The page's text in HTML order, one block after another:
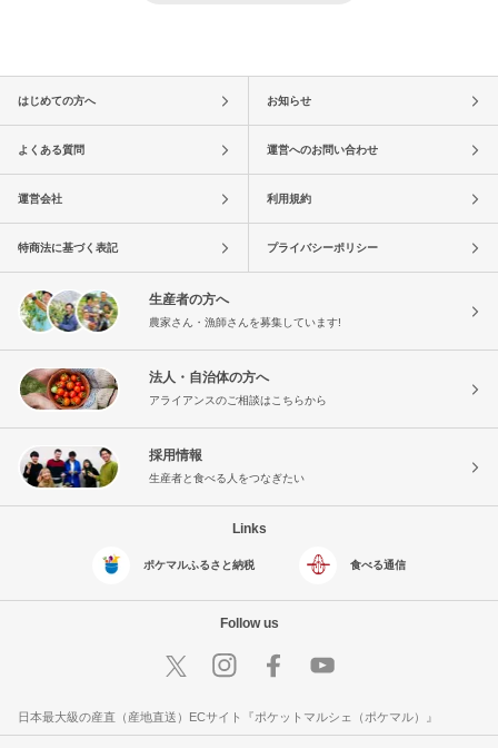
はじめての方へ お知らせ
よくある質問 運営へのお問い合わせ
運営会社 利用規約
特商法に基づく表記 プライバシーポリシー
生産者の方へ
農家さん・漁師さんを募集しています!
法人・自治体の方へ
アライアンスのご相談はこちらから
採用情報
生産者と食べる人をつなぎたい
Links
ポケマルふるさと納税 食べる通信
Follow us
日本最大級の産直（産地直送）ECサイト『ポケットマルシェ（ポケマル）』